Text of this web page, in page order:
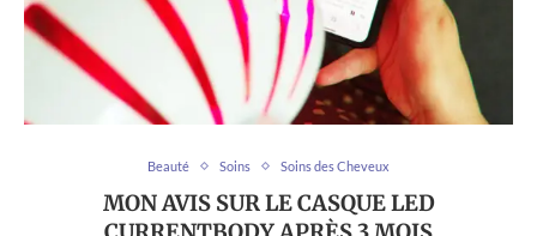
Beauté Soins Soins des Cheveux
MON AVIS SUR LE CASQUE LED